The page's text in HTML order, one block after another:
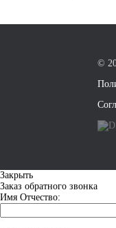
©
Закрыть
Заказ обратного звонка
Имя Отчество: